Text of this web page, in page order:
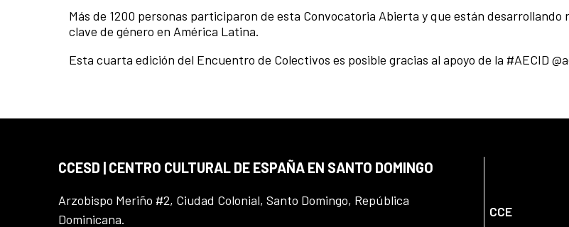
Más de 1200 personas participaron de esta Convocatoria Abierta y que están desarrollando
clave de género en América Latina.
Esta cuarta edición del Encuentro de Colectivos es posible gracias al apoyo de la #AECID
CCESD | CENTRO CULTURAL DE ESPAÑA EN SANTO DOMINGO
Arzobispo Meriño #2, Ciudad Colonial, Santo Domingo, República
Dominicana.
CCE